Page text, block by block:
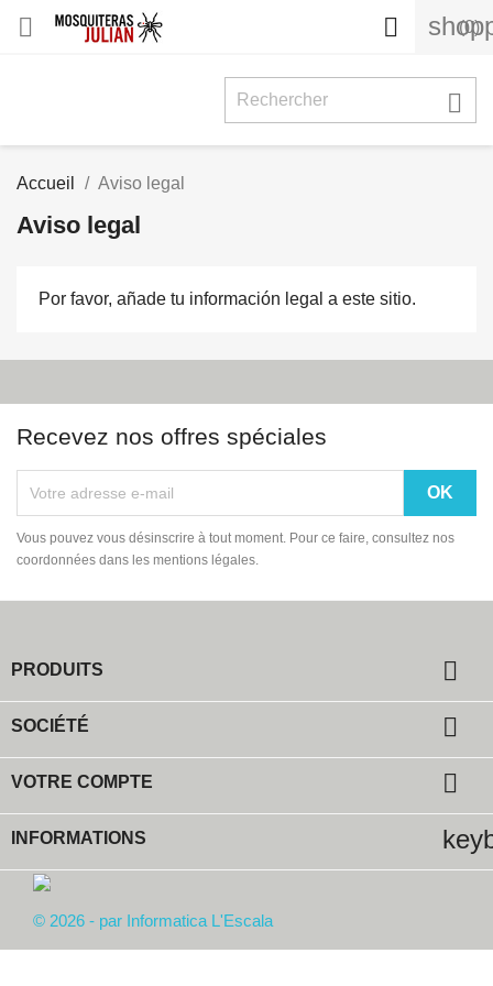
 (0)


Accueil Aviso legal
Aviso legal
Por favor, añade tu información legal a este sitio.
Recevez nos offres spéciales
Vous pouvez vous désinscrire à tout moment. Pour ce faire, consultez nos
coordonnées dans les mentions légales.
PRODUITS 
SOCIÉTÉ 
VOTRE COMPTE 
INFORMATIONS
© 2026 - par Informatica L'Escala